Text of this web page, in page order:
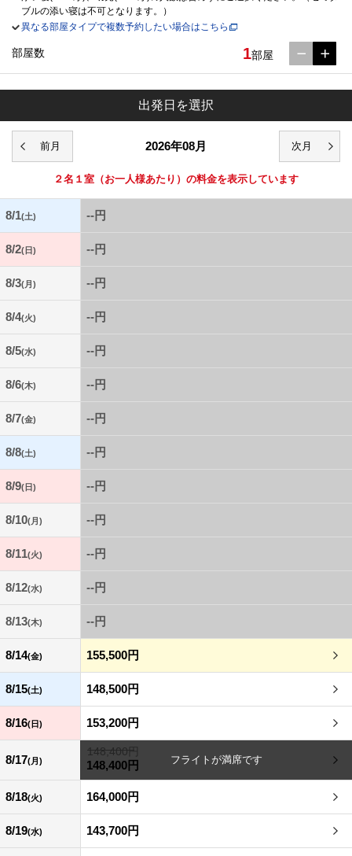
ブルの添い寝は不可となります。）
異なる部屋タイプで複数予約したい場合はこちら
部屋数 1部屋
出発日を選択
2026年08月
２名１室 （お一人様あたり）の料金を表示しています
8/1(土) --円
8/2(日) --円
8/3(月) --円
8/4(火) --円
8/5(水) --円
8/6(木) --円
8/7(金) --円
8/8(土) --円
8/9(日) --円
8/10(月) --円
8/11(火) --円
8/12(水) --円
8/13(木) --円
8/14(金) 155,500円
8/15(土) 148,500円
8/16(日) 153,200円
8/17(月)
148,400円
148,400円
8/18(火) 164,000円
8/19(水) 143,700円